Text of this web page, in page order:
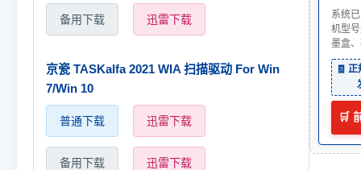
备用下载 迅雷下载
京瓷 TASKalfa 2021 WIA 扫描驱动 For Win
7/Win 10
普通下载 迅雷下载
备用下载 迅雷下载
系统
机型
墨盒
🧾
🛒